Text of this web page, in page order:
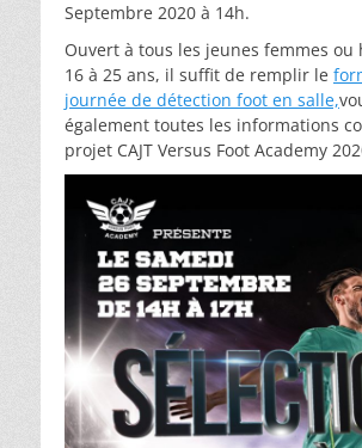
Septembre 2020 à 14h.
Ouvert à tous les jeunes femmes ou
16 à 25 ans, il suffit de remplir le
journée de détection foot en salle,
également toutes les informations
projet CAJT Versus Foot Academy